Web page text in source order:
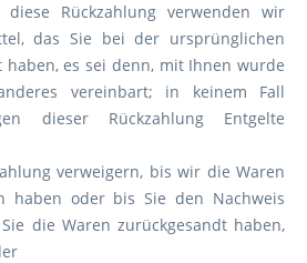
Rückzahlung verwenden wir
das Sie bei der ursprünglichen
haben, es sei denn, mit Ihnen wurde
vereinbart; in keinem Fall
dieser Rückzahlung Entgelte
verweigern, bis wir die Waren
haben oder bis Sie den Nachweis
die Waren zurückgesandt haben,